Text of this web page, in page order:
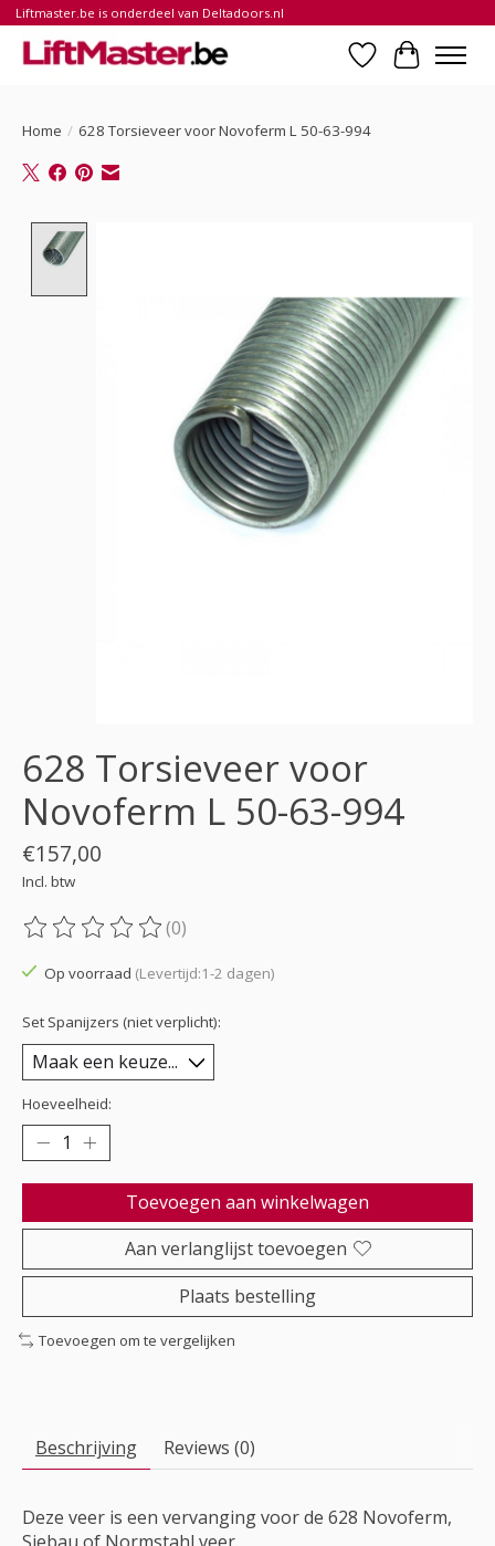
Liftmaster.be is onderdeel van Deltadoors.nl
Verlanglijst
Home / 628 Torsieveer voor Novoferm L 50-63-994
628 Torsieveer voor
Novoferm L 50-63-994
€157,00
Incl. btw
De beoordeling van dit product is
(0)
Op voorraad (Levertijd:1-2 dagen)
Set Spanijzers (niet verplicht):
Hoeveelheid:
Toevoegen aan winkelwagen
Aan verlanglijst toevoegen
Plaats bestelling
Toevoegen om te vergelijken
Beschrijving Reviews (0)
Deze veer is een vervanging voor de 628 Novoferm,